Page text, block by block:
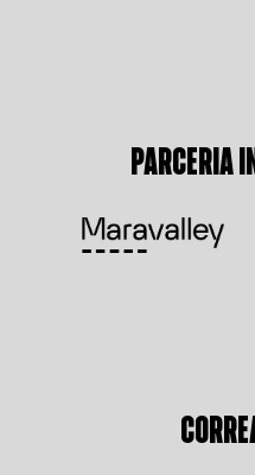
PARCERIA